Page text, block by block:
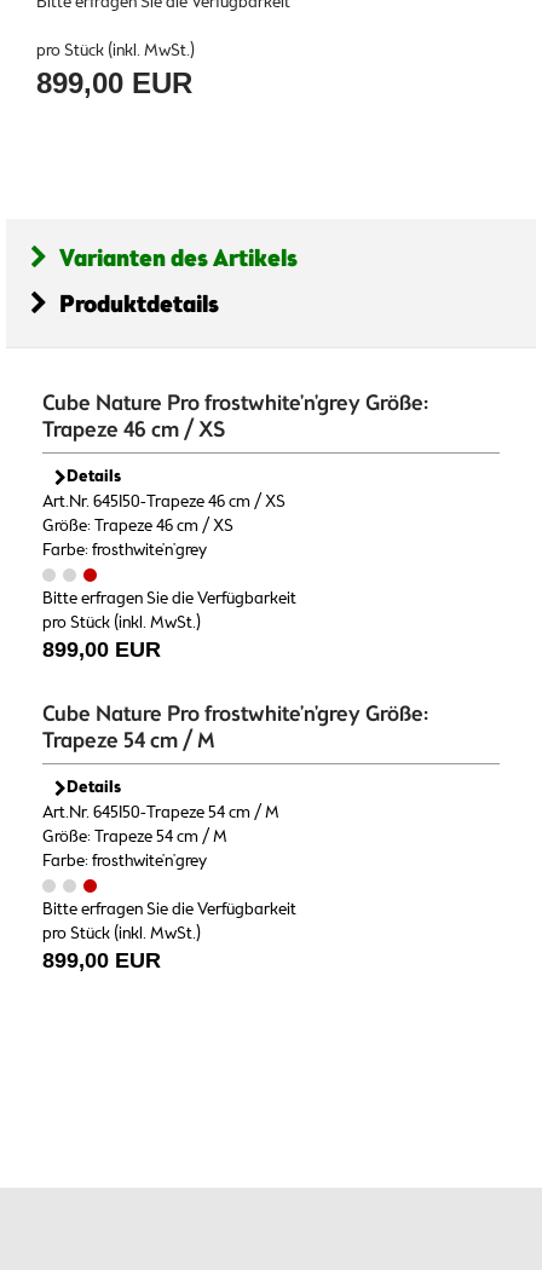
pro Stück (inkl. MwSt.)
899,00 EUR
Varianten des Artikels
Produktdetails
Cube Nature Pro frostwhite'n'grey Größe:
Trapeze 46 cm / XS
Details
Art.Nr. 645150-Trapeze 46 cm / XS
Größe: Trapeze 46 cm / XS
Farbe: frosthwite'n'grey
Bitte erfragen Sie die Verfügbarkeit
pro Stück (inkl. MwSt.)
899,00 EUR
Cube Nature Pro frostwhite'n'grey Größe:
Trapeze 54 cm / M
Details
Art.Nr. 645150-Trapeze 54 cm / M
Größe: Trapeze 54 cm / M
Farbe: frosthwite'n'grey
Bitte erfragen Sie die Verfügbarkeit
pro Stück (inkl. MwSt.)
899,00 EUR